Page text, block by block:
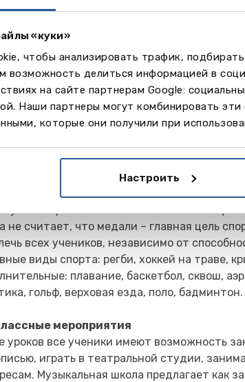
«куки»
чтобы анализировать трафик,
возможность делиться информацией в
на сайте партнерам Google:
Наши партнеры могут комбинировать эти
которые они получили при
Настроить
отличная спортивная база. По многим
не считает, что медали – главная цель
всех учеников, независимо от
виды спорта: регби, хоккей на траве,
плавание, баскетбол, сквош,
гольф, верховая езда, поло, бадминтон.
мероприятия
уроков все ученики имеют возможность
играть в театральной студии,
Музыкальная школа предлагает как